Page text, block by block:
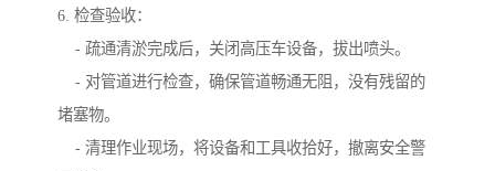
6. 检查验收：
- 疏通清淤完成后，关闭高压车设备，拔出喷头。
- 对管道进行检查，确保管道畅通无阻，没有残留的
堵塞物。
- 清理作业现场，将设备和工具收拾好，撤离安全警